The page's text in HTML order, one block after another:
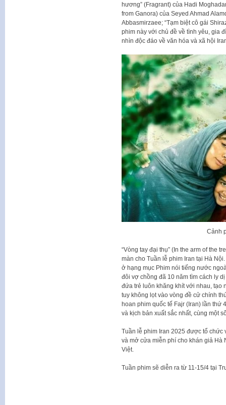
hương” (Fragrant) của Hadi
from Ganora) của Seyed Ahmad
Abbasmirzaee; “Tạm biệt cô gái
phim này với chủ đề về tình yêu, gia
nhìn độc đáo về văn hóa và xã hội
Cảnh
“Vòng tay đại thụ” (In the arm of the
màn cho Tuần lễ phim Iran tại Hà
ở hạng mục Phim nói tiếng nước
đôi vợ chồng đã 10 năm tìm cách ly
đứa trẻ luôn khăng khít với nhau, tạo
tuy không lọt vào vòng đề cử chính
hoan phim quốc tế Fajr (Iran) lần thứ
và kịch bản xuất sắc nhất, cùng một
Tuần lễ phim Iran 2025 được tổ chức
và mở cửa miễn phí cho khán giả Hà
Việt.
Tuần phim sẽ diễn ra từ 11-15/4 tại